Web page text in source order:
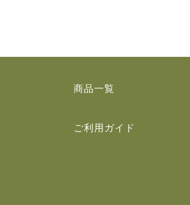
商品一覧
ご利用ガイド